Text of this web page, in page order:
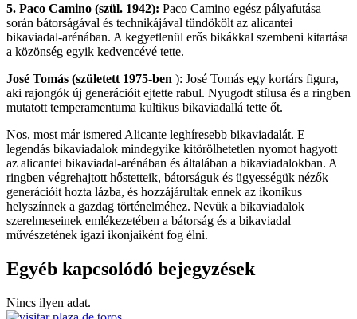
5. Paco Camino (szül. 1942): Paco Camino egész pályafutása
során bátorságával és technikájával tündökölt az alicantei
bikaviadal-arénában. A kegyetlenül erős bikákkal szembeni kitartása
a közönség egyik kedvencévé tette.
José Tomás (született 1975-ben ): José Tomás egy kortárs figura,
aki rajongók új generációit ejtette rabul. Nyugodt stílusa és a ringben
mutatott temperamentuma kultikus bikaviadallá tette őt.
Nos, most már ismered Alicante leghíresebb bikaviadalát. E
legendás bikaviadalok mindegyike kitörölhetetlen nyomot hagyott
az alicantei bikaviadal-arénában és általában a bikaviadalokban. A
ringben végrehajtott hőstetteik, bátorságuk és ügyességük nézők
generációit hozta lázba, és hozzájárultak ennek az ikonikus
helyszínnek a gazdag történelméhez. Nevük a bikaviadalok
szerelmeseinek emlékezetében a bátorság és a bikaviadal
művészetének igazi ikonjaiként fog élni.
Egyéb kapcsolódó bejegyzések
Nincs ilyen adat.